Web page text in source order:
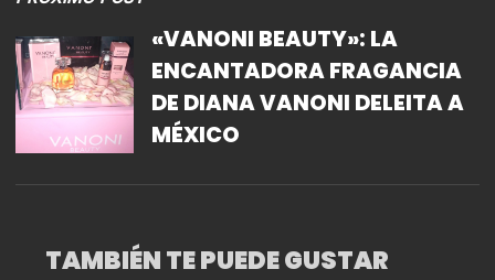
«VANONI BEAUTY»: LA
ENCANTADORA FRAGANCIA
DE DIANA VANONI DELEITA A
MÉXICO
TAMBIÉN TE PUEDE GUSTAR